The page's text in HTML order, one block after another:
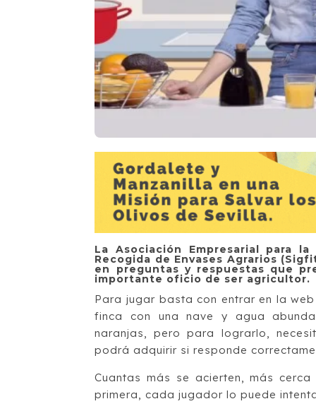
La Asociación Empresarial para
Recogida de Envases Agrarios
en preguntas y respuestas que
importante oficio de ser agricultor.
Para jugar basta con entrar en la web
finca con una nave y agua
naranjas, pero para lograrlo,
podrá adquirir si responde
Cuantas más se acierten, más
primera, cada jugador lo puede